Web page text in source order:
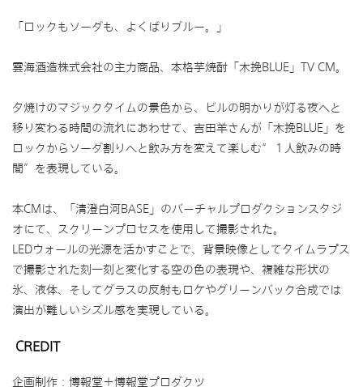
「ロックもソーダも、よくばりブルー。」
雲海酒造株式会社の主力商品、本格芋焼酎「木挽BLUE」TV CM。
夕焼けのマジックタイムの景色から、ビルの明かりが灯る夜へと
移り変わる時間の流れにあわせて、吉田羊さんが「木挽BLUE」を
ロックからソーダ割りへと飲み方を変えて楽しむ“１人飲みの時
間”を表現している。
本CMは、「清澄白河BASE」のバーチャルプロダクションスタジ
オにて、スクリーンプロセスを使用して撮影された。
LEDウォールの光源を活かすことで、背景映像としてタイムラプス
で撮影された刻一刻と変化する空の色の表現や、複雑な形状の
氷、液体、そしてグラスの反射もロケやグリーンバック合成では
演出が難しいシズル感を実現している。
CREDIT
企画制作：博報堂＋博報堂プロダクツ